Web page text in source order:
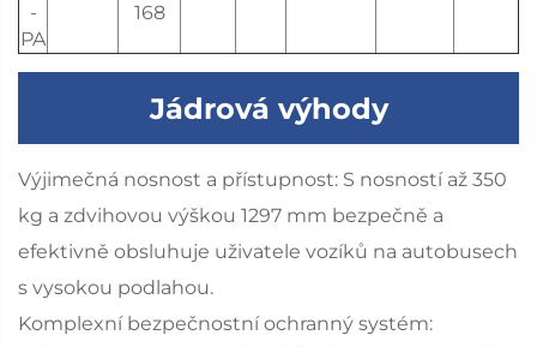
-
PA
168
Jádrová výhody
Výjimečná nosnost a přístupnost: S nosností až 350
kg a zdvihovou výškou 1297 mm bezpečně a
efektivně obsluhuje uživatele vozíků na autobusech
s vysokou podlahou.
Komplexní bezpečnostní ochranný systém: